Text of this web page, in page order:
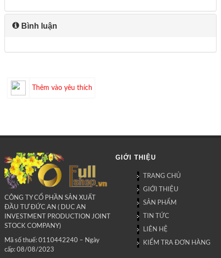
Bình luận
Thêm vào yêu thích
CÔNG TY CỔ PHẦN SẢN XUẤT
ĐẦU TƯ ĐỨC AN ( DUC AN
INVESTMENT PRODUCTION JOINT
STOCK COMPANY)
Mã số thuế: 0110442240 – Ngày
cấp: 08/08/2023
GIỚI THIỆU
TRANG CHỦ
GIỚI THIỆU
SẢN PHẨM
TIN TỨC
LIÊN HỆ
KIỂM TRA ĐƠN HÀNG